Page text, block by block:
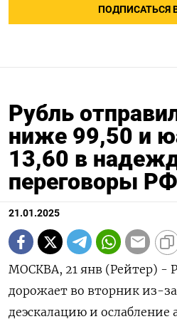
ПОДПИСАТЬСЯ В
Рубль
ниже 99,50 и
13,60 в
переговоры
21.01.2025
МОСКВА, 21 янв (Рейтер) -
дорожает во вторник из-
деэскалацию и ослабление